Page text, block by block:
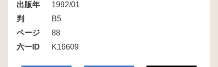
出版年
1992/01
判
B5
ページ
88
六一ID
K16609